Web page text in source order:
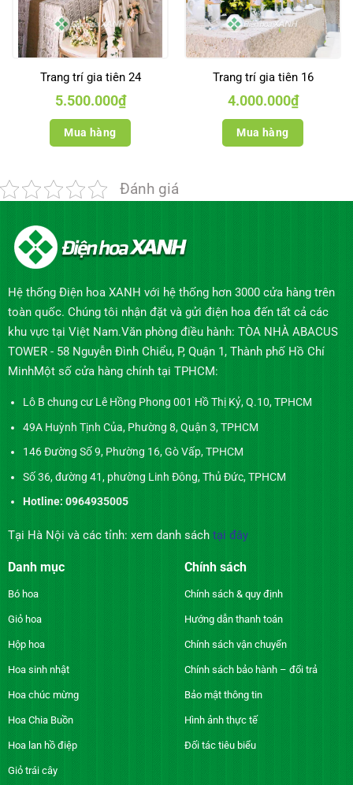
Trang trí gia tiên 24
5.500.000₫
Mua hàng
Trang trí gia tiên 16
4.000.000₫
Mua hàng
Đánh giá
Hệ thống Điện hoa XANH với hệ thống hơn 3000 cửa hàng trên
toàn quốc. Chúng tôi nhận đặt và gửi điện hoa đến tất cả các
khu vực tại Việt Nam.Văn phòng điều hành: TÒA NHÀ ABACUS
TOWER - 58 Nguyễn Đình Chiểu, P, Quận 1, Thành phố Hồ Chí
MinhMột số cửa hàng chính tại TPHCM:
Lô B chung cư Lê Hồng Phong 001 Hồ Thị Kỷ, Q.10, TPHCM
49A Huỳnh Tịnh Của, Phường 8, Quận 3, TPHCM
146 Đường Số 9, Phường 16, Gò Vấp, TPHCM
Số 36, đường 41, phường Linh Đông, Thủ Đức, TPHCM
Hotline: 0964935005
Tại Hà Nội và các tỉnh: xem danh sách tại đây
Danh mục
Bó hoa
Giỏ hoa
Hộp hoa
Hoa sinh nhật
Hoa chúc mừng
Hoa Chia Buồn
Hoa lan hồ điệp
Giỏ trái cây
Chính sách
Chính sách & quy định
Hướng dẫn thanh toán
Chính sách vận chuyển
Chính sách bảo hành – đổi trả
Bảo mật thông tin
Hình ảnh thực tế
Đối tác tiêu biểu